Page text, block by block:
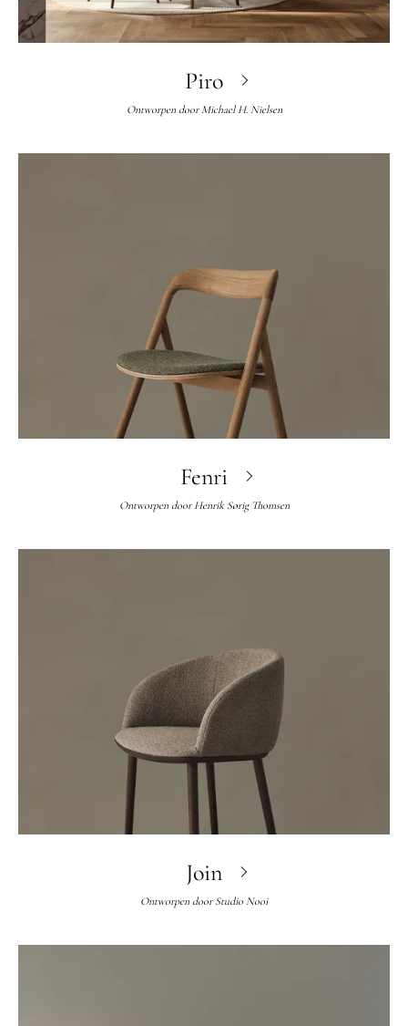
Piro
Ontworpen door Michael H. Nielsen
Fenri
Ontworpen door Henrik Sørig Thomsen
Join
Ontworpen door Studio Nooi